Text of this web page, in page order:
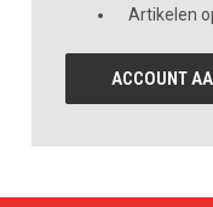
Artikelen
ACCOUNT